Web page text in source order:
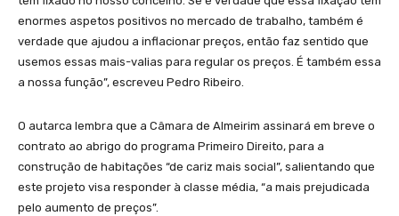
enormes aspetos positivos no mercado de trabalho, também é
verdade que ajudou a inflacionar preços, então faz sentido que
usemos essas mais-valias para regular os preços. É também essa
a nossa função”, escreveu Pedro Ribeiro.
O autarca lembra que a Câmara de Almeirim assinará em breve o
contrato ao abrigo do programa Primeiro Direito, para a
construção de habitações “de cariz mais social”, salientando que
este projeto visa responder à classe média, “a mais prejudicada
pelo aumento de preços”.